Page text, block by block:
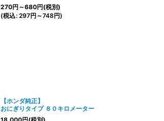
270円 ～680円(税別)
(税込: 297円 ～748円)
【ホンダ純正】
おにぎりタイプ ８０キロメーター